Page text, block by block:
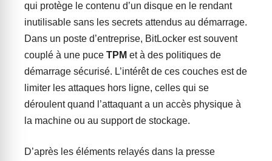
qui protège le contenu d’un disque en le rendant
inutilisable sans les secrets attendus au démarrage.
Dans un poste d’entreprise, BitLocker est souvent
couplé à une puce TPM et à des politiques de
démarrage sécurisé. L’intérêt de ces couches est de
limiter les attaques hors ligne, celles qui se
déroulent quand l’attaquant a un accès physique à
la machine ou au support de stockage.
D’après les éléments relayés dans la presse